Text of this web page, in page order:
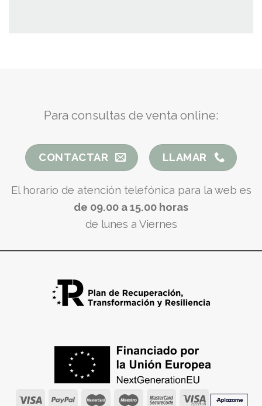
Para consultas de venta online:
CONTACTAR LLAMAR
El horario de atención telefónica para la web es
de 09.00 a 15.00 horas
de lunes a Viernes